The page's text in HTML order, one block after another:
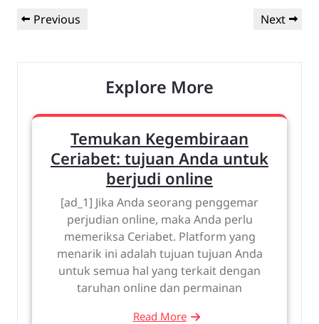
Post
Previous
Previous
Next
Next
Explore More
Temukan Kegembiraan
Ceriabet: tujuan Anda untuk
berjudi online
[ad_1] Jika Anda seorang penggemar
perjudian online, maka Anda perlu
memeriksa Ceriabet. Platform yang
menarik ini adalah tujuan tujuan Anda
untuk semua hal yang terkait dengan
taruhan online dan permainan
Read More